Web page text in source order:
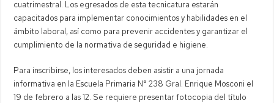
cuatrimestral. Los egresados de esta tecnicatura estarán
capacitados para implementar conocimientos y habilidades en el
ámbito laboral, así como para prevenir accidentes y garantizar el
cumplimiento de la normativa de seguridad e higiene.
Para inscribirse, los interesados deben asistir a una jornada
informativa en la Escuela Primaria N° 238 Gral. Enrique Mosconi el
19 de febrero a las 12. Se requiere presentar fotocopia del título